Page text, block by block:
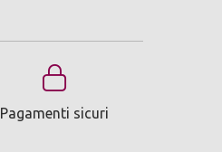
Pagamenti sicuri